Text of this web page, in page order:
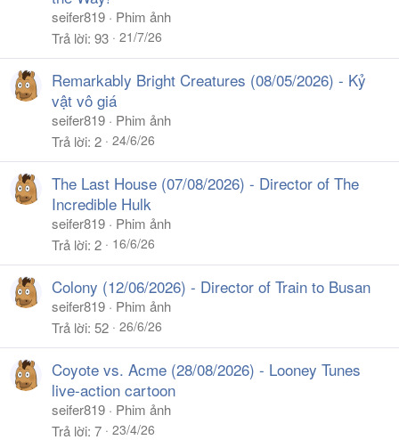
seifer819
Phim ảnh
Trả lời 93 21/7/26
Remarkably Bright Creatures (08/05/2026) - Kỷ
vật vô giá
seifer819
Phim ảnh
Trả lời 2 24/6/26
The Last House (07/08/2026) - Director of The
Incredible Hulk
seifer819
Phim ảnh
Trả lời 2 16/6/26
Colony (12/06/2026) - Director of Train to Busan
seifer819
Phim ảnh
Trả lời 52 26/6/26
Coyote vs. Acme (28/08/2026) - Looney Tunes
live-action cartoon
seifer819
Phim ảnh
Trả lời 7 23/4/26